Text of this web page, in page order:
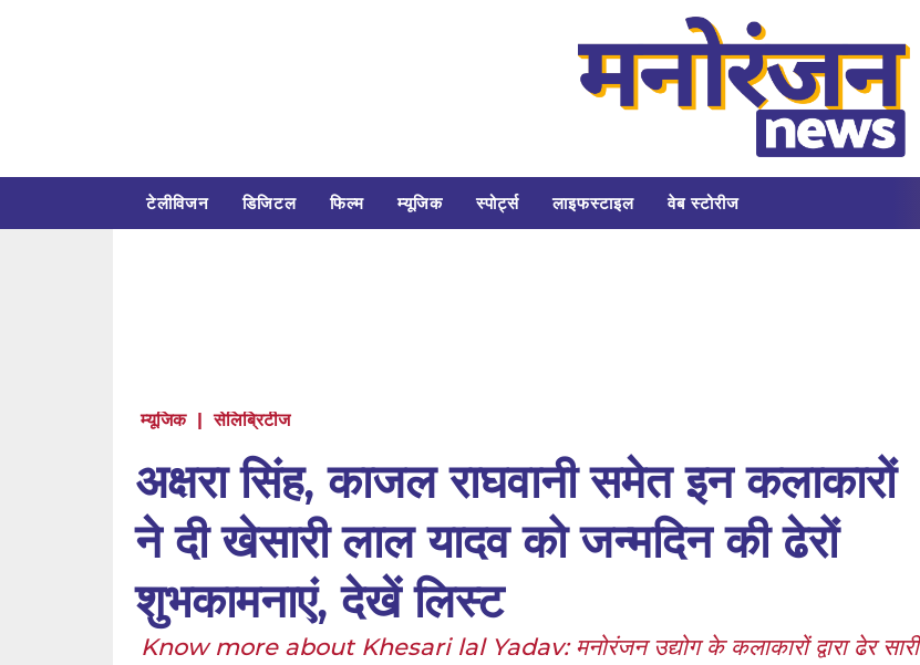
टेलीविजन डिजिटल फिल्म म्यूजिक स्पोर्ट्स लाइफस्टाइल वेब स्टोरीज
म्यूजिक | सेलिब्रिटीज
अक्षरा सिंह, काजल राघवानी समेत इन कलाकारों
ने दी खेसारी लाल यादव को जन्मदिन की ढेरों
शुभकामनाएं, देखें लिस्ट
Know more about Khesari lal Yadav: मनोरंजन उद्योग के कलाकारों द्वारा ढेर सारी